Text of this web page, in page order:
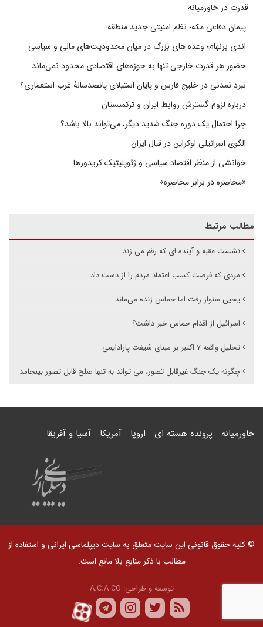
قدرت در خاورمیانه
پیمان دفاعی مکه؛ نظم امنیتی جدید منطقه
اندی برنهام؛ وعده های بزرگ در میان محدودیت‌های مالی و سیاسی
حضور هر قدرت خارجی تنها به حوزه‌های اقتصادی محدود نمی‌ماند
نبرد تمدنی در خلیج فارس و پایان استیلای پانصدسالۀ غرب استعماری؟
درباره لزوم گسترش روابط ایران و ترکمنستان
چرا احتمال یک دوره جنگ شدید دیگر، می‌تواند بالا باشد؟
الگوی اسرائیلی اوکراین در قبال ایران
خوانشی از منظر اقتصاد سیاسی و ژئوپلیتیک کریدورها
«محاصره در برابر محاصره»
مطالب مرتبط
نشست عقبه و آینده ای که رقم می زند
مردی که فرصت کسب اعتماد مردم را از دست داد
یحیی سنوار رفت اما حماس زنده می‌ماند
اسرائیل از اقدام حماس خبر داشت؟
تحلیل واقعه ۷ اکتبر بر مبنای شیفت پارادایمی
چگونه یک جنگ غیرقابل تصور، می تواند به تنها صلحِ قابل تصور بینجامد
خاورمیانه پرونده هسته ای اروپا آمریکا آسیا و آفریقا
© کلیه حقوق قانونی این سایت متعلق به سایت دیپلماسی ایرانی و استفاده از
مطالب با ذکر منابع بلا مانع است.
توسعه و طراحی: A.C.A CO